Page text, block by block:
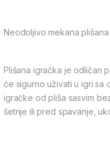
Neodoljivo mekana
Plišana igračka je odličan
će sigurno uživati u igri sa
igračke od pliša sasvim
šetnje ili pred spavanje,